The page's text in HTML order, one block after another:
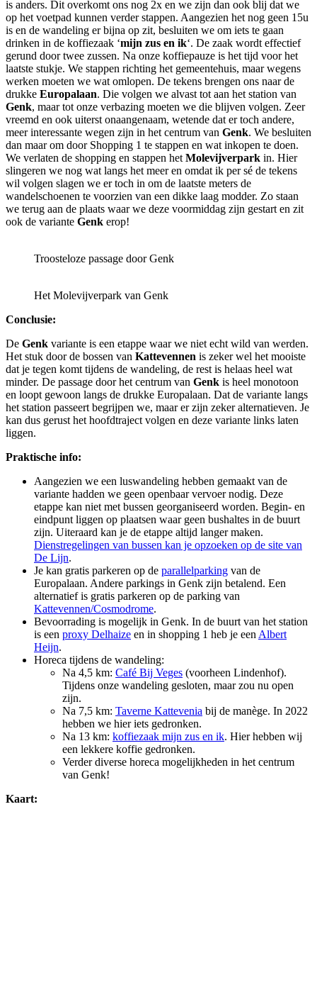
is anders. Dit overkomt ons nog 2x en we zijn dan ook blij dat we
op het voetpad kunnen verder stappen. Aangezien het nog geen 15u
is en de wandeling er bijna op zit, besluiten we om iets te gaan
drinken in de koffiezaak ‘mijn zus en ik‘. De zaak wordt effectief
gerund door twee zussen. Na onze koffiepauze is het tijd voor het
laatste stukje. We stappen richting het gemeentehuis, maar wegens
werken moeten we wat omlopen. De tekens brengen ons naar de
drukke Europalaan. Die volgen we alvast tot aan het station van
Genk, maar tot onze verbazing moeten we die blijven volgen. Zeer
vreemd en ook uiterst onaangenaam, wetende dat er toch andere,
meer interessante wegen zijn in het centrum van Genk. We besluiten
dan maar om door Shopping 1 te stappen en wat inkopen te doen.
We verlaten de shopping en stappen het Molevijverpark in. Hier
slingeren we nog wat langs het meer en omdat ik per sé de tekens
wil volgen slagen we er toch in om de laatste meters de
wandelschoenen te voorzien van een dikke laag modder. Zo staan
we terug aan de plaats waar we deze voormiddag zijn gestart en zit
ook de variante Genk erop!
Troosteloze passage door Genk
Het Molevijverpark van Genk
Conclusie:
De Genk variante is een etappe waar we niet echt wild van werden.
Het stuk door de bossen van Kattevennen is zeker wel het mooiste
dat je tegen komt tijdens de wandeling, de rest is helaas heel wat
minder. De passage door het centrum van Genk is heel monotoon
en loopt gewoon langs de drukke Europalaan. Dat de variante langs
het station passeert begrijpen we, maar er zijn zeker alternatieven. Je
kan dus gerust het hoofdtraject volgen en deze variante links laten
liggen.
Praktische info:
Aangezien we een luswandeling hebben gemaakt van de
variante hadden we geen openbaar vervoer nodig. Deze
etappe kan niet met bussen georganiseerd worden. Begin- en
eindpunt liggen op plaatsen waar geen bushaltes in de buurt
zijn. Uiteraard kan je de etappe altijd langer maken.
Dienstregelingen van bussen kan je opzoeken op de site van
De Lijn.
Je kan gratis parkeren op de parallelparking van de
Europalaan. Andere parkings in Genk zijn betalend. Een
alternatief is gratis parkeren op de parking van
Kattevennen/Cosmodrome.
Bevoorrading is mogelijk in Genk. In de buurt van het station
is een proxy Delhaize en in shopping 1 heb je een Albert
Heijn.
Horeca tijdens de wandeling:
Na 4,5 km: Café Bij Veges (voorheen Lindenhof).
Tijdens onze wandeling gesloten, maar zou nu open
zijn.
Na 7,5 km: Taverne Kattevenia bij de manège. In 2022
hebben we hier iets gedronken.
Na 13 km: koffiezaak mijn zus en ik. Hier hebben wij
een lekkere koffie gedronken.
Verder diverse horeca mogelijkheden in het centrum
van Genk!
Kaart: